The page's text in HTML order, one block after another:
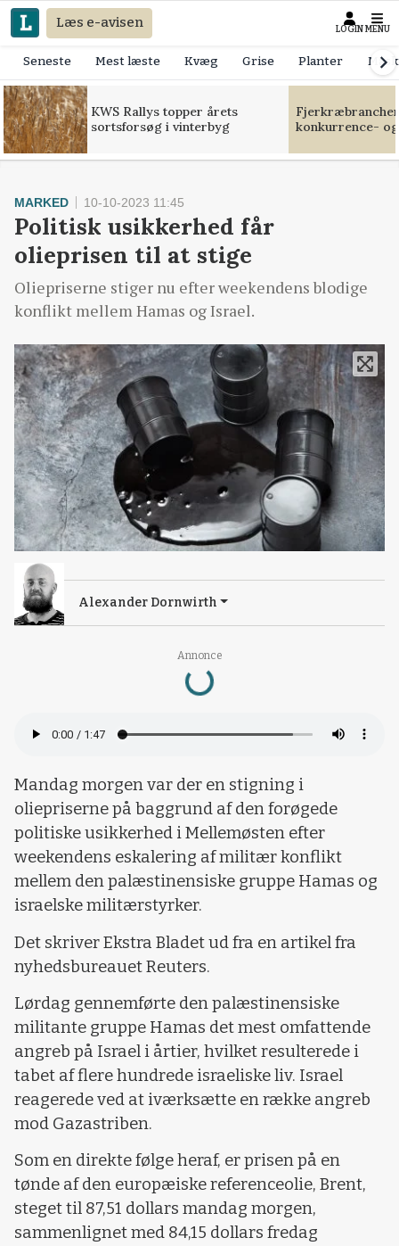
Læs e-avisen LOGIN MENU
Seneste Mest læste Kvæg Grise Planter
KWS Rallys topper årets
sortsforsøg i vinterbyg
konkurrence-
Annonce
Loading...
MARKED 10-10-2023 11:45
Politisk usikkerhed får
olieprisen til at stige
Oliepriserne stiger nu efter weekendens blodige
konflikt mellem Hamas og Israel.
Alexander Dornwirth
Mandag morgen var der en stigning i
oliepriserne på baggrund af den forøgede
politiske usikkerhed i Mellemøsten efter
weekendens eskalering af militær konflikt
mellem den palæstinensiske gruppe Hamas og
israelske militærstyrker.
Det skriver Ekstra Bladet ud fra en artikel fra
nyhedsbureauet Reuters.
Lørdag gennemførte den palæstinensiske
militante gruppe Hamas det mest omfattende
angreb på Israel i årtier, hvilket resulterede i
tabet af flere hundrede israeliske liv. Israel
reagerede ved at iværksætte en række angreb
mod Gazastriben.
Som en direkte følge heraf, er prisen på en
tønde af den europæiske referenceolie, Brent,
steget til 87,51 dollars mandag morgen,
sammenlignet med 84,15 dollars fredag